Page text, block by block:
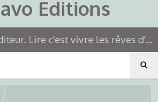
Editions
Editions à compte d'éditeur. Lire c'est vivre les rêves d'un autre.